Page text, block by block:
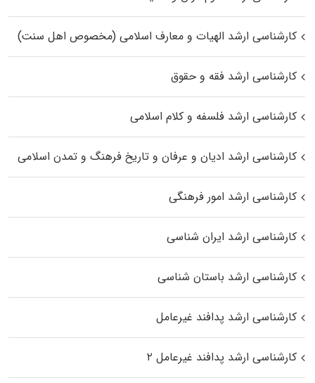
کارشناسی ارشد الهیات و معارف اسلامی (مخصوص اهل سنت)
کارشناسی ارشد فقه و حقوق
کارشناسی ارشد فلسفه و کلام اسلامی
کارشناسی ارشد ادیان و عرفان و تاریخ فرهنگ و تمدن اسلامی
کارشناسی ارشد امور فرهنگی
کارشناسی ارشد ایران شناسی
کارشناسی ارشد باستان شناسی
کارشناسی ارشد پدافند غیرعامل
کارشناسی ارشد پدافند غیرعامل ۲